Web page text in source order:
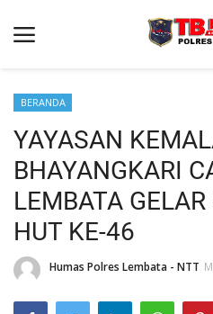
Beranda
Binkam
Terms & Conditions
Giat Ops
Reskrim
Polisi Kita
BERANDA
YAYASAN
BHAYANGKARI
LEMBATA
HUT KE-46
Humas Polres Lembata - NTT